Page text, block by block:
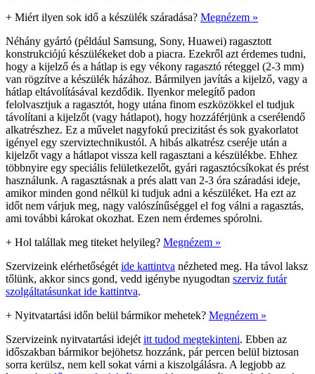
+ Miért ilyen sok idő a készülék száradása? Megnézem »
Néhány gyártó (például Samsung, Sony, Huawei) ragasztott
konstrukciójú készülékeket dob a piacra. Ezekről azt érdemes tudni,
hogy a kijelző és a hátlap is egy vékony ragasztó réteggel (2-3 mm)
van rögzítve a készülék házához. Bármilyen javítás a kijelző, vagy a
hátlap eltávolításával kezdődik. Ilyenkor melegítő padon
felolvasztjuk a ragasztót, hogy utána finom eszközökkel el tudjuk
távolítani a kijelzőt (vagy hátlapot), hogy hozzáférjünk a cserélendő
alkatrészhez. Ez a művelet nagyfokú precizitást és sok gyakorlatot
igényel egy szerviztechnikustól. A hibás alkatrész cseréje után a
kijelzőt vagy a hátlapot vissza kell ragasztani a készülékbe. Ehhez
többnyire egy speciális felületkezelőt, gyári ragasztócsíkokat és prést
használunk. A ragasztásnak a prés alatt van 2-3 óra száradási ideje,
amikor minden gond nélkül ki tudjuk adni a készüléket. Ha ezt az
időt nem várjuk meg, nagy valószínűséggel el fog válni a ragasztás,
ami további károkat okozhat. Ezen nem érdemes spórolni.
+ Hol talállak meg titeket helyileg? Megnézem »
Szervizeink elérhetőségét ide kattintva nézheted meg. Ha távol laksz
tőlünk, akkor sincs gond, vedd igénybe nyugodtan szerviz futár
szolgáltatásunkat ide kattintva.
+ Nyitvatartási időn belül bármikor mehetek? Megnézem »
Szervizeink nyitvatartási idejét itt tudod megtekinteni. Ebben az
időszakban bármikor bejöhetsz hozzánk, pár percen belül biztosan
sorra kerülsz, nem kell sokat várni a kiszolgálásra. A legjobb az